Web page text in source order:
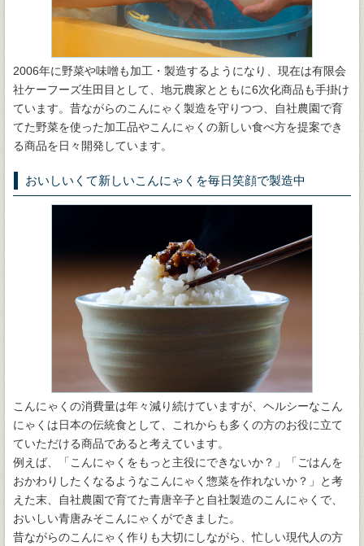
2006年に野菜や味噌も加工・製造するようになり、現在は有限会
社ケーフーズ生田目として、地元農家とともに6次化商品も手掛け
ています。昔ながらのこんにゃく製造を守りつつ、自社農園で育
てた野菜を使った加工品やこんにゃくの新しい食べ方を提案でき
る商品を日々開発しています。
おいしいくて新しいこんにゃくを毎日笑顔で製造中
こんにゃくの消費量は年々減り続けていますが、ヘルシーなこん
にゃくは日本の伝統食として、これからも多くの方のお役に立て
ていただける商品であると考えています。
例えば、「こんにゃくをもっと主役にできないか？」「ごはんを
おかわりしたくなるようなこんにゃく惣菜を作れないか？」と考
えた末、自社農園で育てた青唐辛子と自社製造のこんにゃくで、
おいしい青唐みそこんにゃくができました。
昔ながらのこんにゃく作りも大切にしながら、忙しい現代人の方